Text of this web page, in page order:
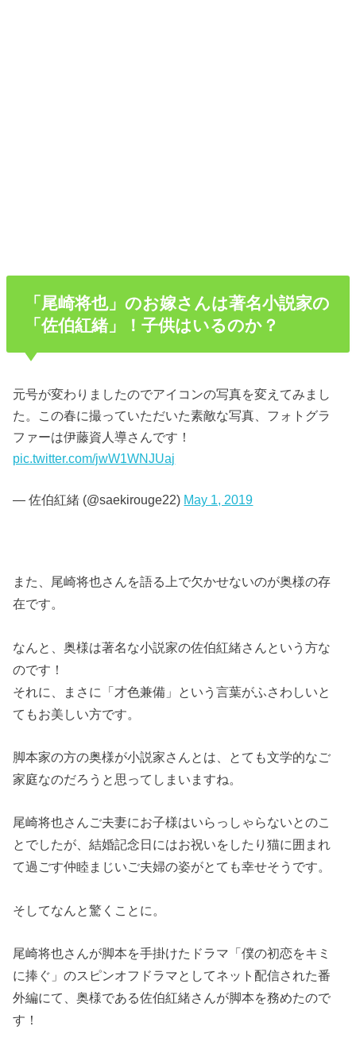
「尾崎将也」のお嫁さんは著名小説家の
「佐伯紅緒」！子供はいるのか？
元号が変わりましたのでアイコンの写真を変えてみまし
た。この春に撮っていただいた素敵な写真、フォトグラ
ファーは伊藤資人導さんです！
pic.twitter.com/jwW1WNJUaj
— 佐伯紅緒 (@saekirouge22) May 1, 2019
また、尾崎将也さんを語る上で欠かせないのが奥様の存
在です。
なんと、奥様は著名な小説家の佐伯紅緒さんという方な
のです！
それに、まさに「才色兼備」という言葉がふさわしいと
てもお美しい方です。
脚本家の方の奥様が小説家さんとは、とても文学的なご
家庭なのだろうと思ってしまいますね。
尾崎将也さんご夫妻にお子様はいらっしゃらないとのこ
とでしたが、結婚記念日にはお祝いをしたり猫に囲まれ
て過ごす仲睦まじいご夫婦の姿がとても幸せそうです。
そしてなんと驚くことに。
尾崎将也さんが脚本を手掛けたドラマ「僕の初恋をキミ
に捧ぐ」のスピンオフドラマとしてネット配信された番
外編にて、奥様である佐伯紅緒さんが脚本を務めたので
す！